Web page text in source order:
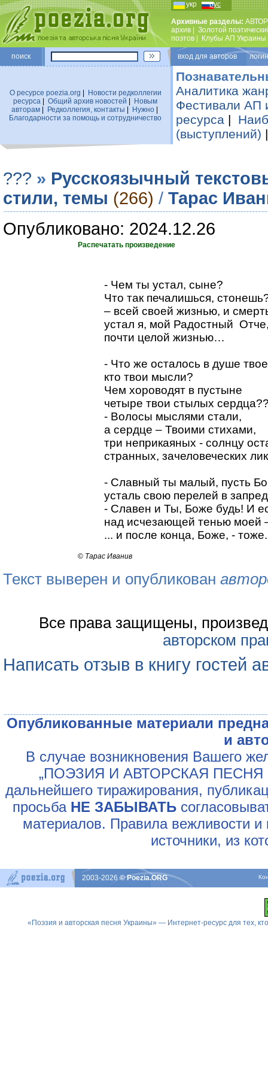
укр рус
Архивные разделы:
архив
Золотой
поэтов
Клубы АП Украины
поиск вход для авторов
О ресурсе poezia.org
Новости редколлегии
ресурса
Общий архив новостей
Новым
авторам| Редколлегия, контакты Нужно|
Благодарности за помощь и сотрудничество
Аналитика
Фестивали АП
ресурса |
(выступлений)
??? » Русскоязычный
стили, темы (266) / Тарас
Опубликовано: 2024.12.26
Распечатать произведение
- Чем ты устал, сыне?
Что так печалишься,
– всей своей жизнью, и
устал я, мой Радостный
почти целой жизнью…
- Что же осталось в душе
кто твои мысли?
Чем хороводят в пустыне
четыре твои стылых
- Волосы мыслями стали,
а сердце – Твоими стихами,
три неприкаяных - солнцу
странных, зачеловеческих
- Славный ты малый, пусть
усталь свою перелей в
- Славен и Ты, Боже будь! И
над исчезающей тенью моей
... и после конца, Боже, -
© Тарас Иванив
Текст выверен и опубликован
Все права защищены,
авторском
Написать отзыв в книгу гостей
Опубликованные материали
и
В случае возникновения Вашего
„ПОЭЗИЯ И АВТОРСКАЯ ПЕСНЯ
дальнейшего тиражирования,
просьба НЕ ЗАБЫВАТЬ
материалов. Правила вежливости и
источники, из
2003-2026© Poezia.ORG
«Поэзия и авторская песня Украины» — Интернет-ресурс для тех,